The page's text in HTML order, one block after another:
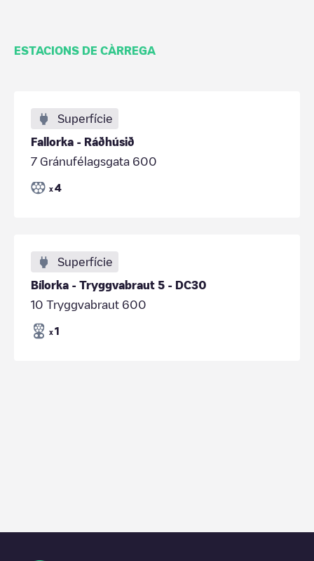
ESTACIONS DE CÀRREGA
Superfície
Fallorka - Ráðhúsið
7 Gránufélagsgata 600
x 4
Superfície
Bílorka - Tryggvabraut 5 - DC30
10 Tryggvabraut 600
x 1